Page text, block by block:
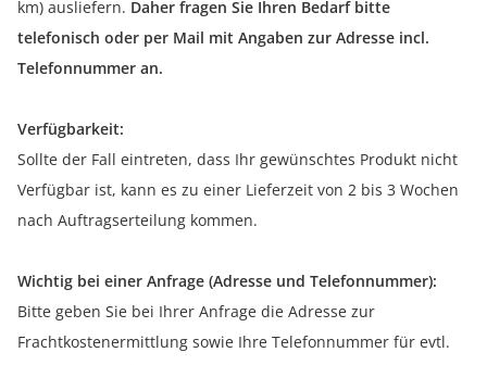
km) ausliefern. Daher fragen Sie Ihren Bedarf bitte
telefonisch oder per Mail mit Angaben zur Adresse incl.
Telefonnummer an.
Verfügbarkeit:
Sollte der Fall eintreten, dass Ihr gewünschtes Produkt nicht
Verfügbar ist, kann es zu einer Lieferzeit von 2 bis 3 Wochen
nach Auftragserteilung kommen.
Wichtig bei einer Anfrage (Adresse und Telefonnummer):
Bitte geben Sie bei Ihrer Anfrage die Adresse zur
Frachtkostenermittlung sowie Ihre Telefonnummer für evtl.